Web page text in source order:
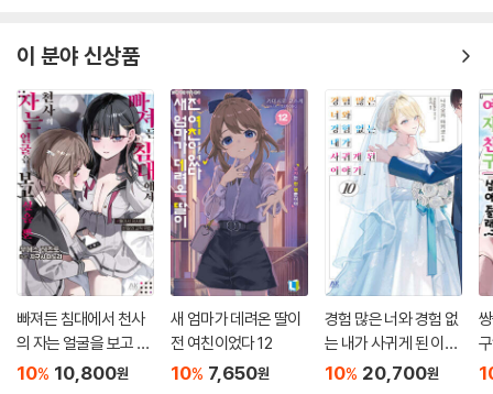
이 분야 신상품
빠져든 침대에서 천사
의 자는 얼굴을 보고 싶
을 뿐
10% 10,800원
새 엄마가 데려온 딸이
전 여친이었다 12
10% 7,650원
경험 많은 너와 경험 없
는 내가 사귀게 된 이야
기. 10 한정판
10% 20,700원